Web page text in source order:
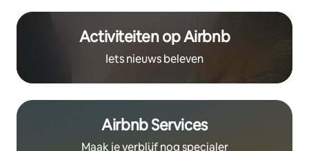
Activiteiten op Airbnb
Iets nieuws beleven
Airbnb Services
Maak je verblijf nog specialer